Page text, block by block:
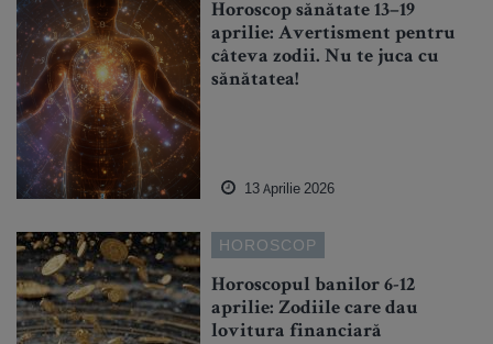
Horoscop sănătate 13–19
aprilie: Avertisment pentru
câteva zodii. Nu te juca cu
sănătatea!
13 Aprilie 2026
HOROSCOP
Horoscopul banilor 6-12
aprilie: Zodiile care dau
lovitura financiară